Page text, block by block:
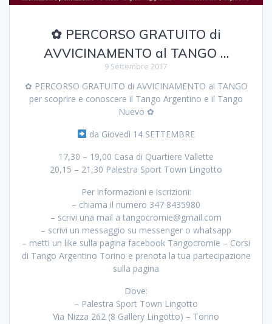
✿ PERCORSO GRATUITO di
AVVICINAMENTO al TANGO …
9 Settembre 2017
✿ PERCORSO GRATUITO di AVVICINAMENTO al TANGO
per scoprire e conoscere il Tango Argentino e il Tango
Nuevo ✿
da Giovedì 14 SETTEMBRE
17,30 – 19,00 Casa di Quartiere Vallette
20,15 – 21,30 Palestra Sport Town Lingotto
Per informazioni e iscrizioni:
– chiama il numero 347 8435980
– scrivi una mail a tangocromie@gmail.com
– scrivi un messaggio su messenger o whatsapp
– metti un like sulla pagina facebook Tangocromie – Corsi
di Tango Argentino Torino e prenota la tua partecipazione
sulla pagina
Dove:
– Palestra Sport Town Lingotto
Via Nizza 262 (8 Gallery Lingotto) – Torino